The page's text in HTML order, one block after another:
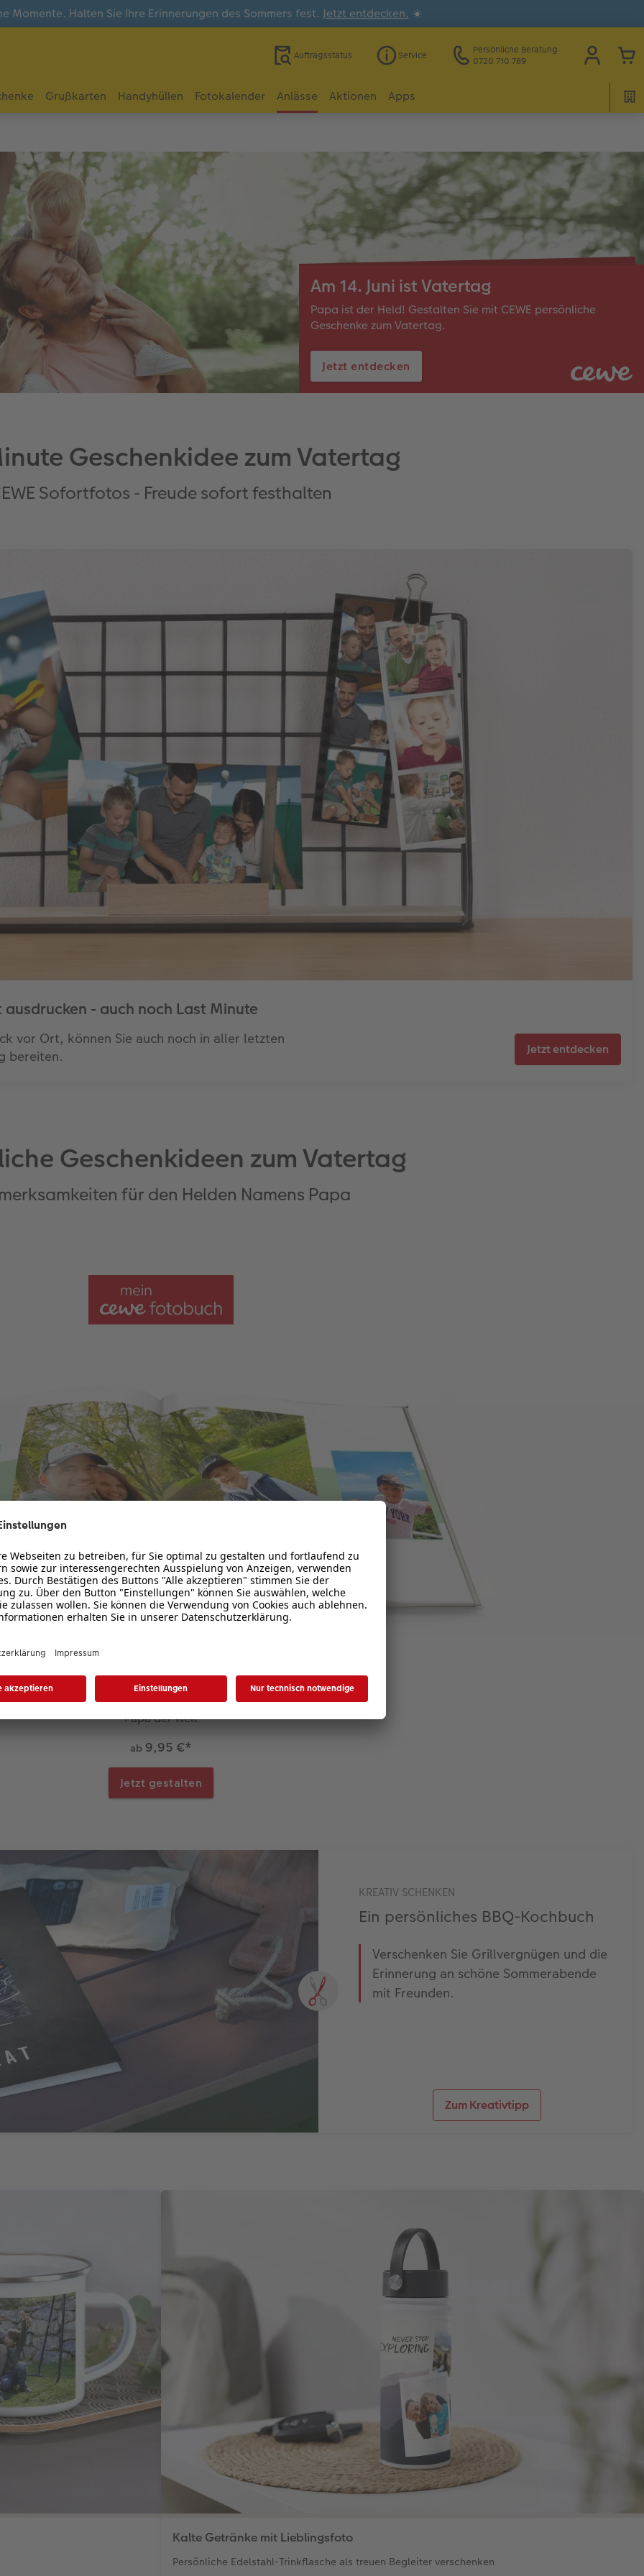
Momente. Halten Sie Ihre Erinnerungen des Sommers fest. Jetzt entdecken. ☀️
Auftragsstatus Service
Persönliche Beratung
0720 710 789
Grußkarten Handyhüllen Fotokalender Anlässe Aktionen Apps
Am 14. Juni ist Vatertag
Papa ist der Held! Gestalten Sie mit CEWE persönliche
Geschenke zum Vatertag.
Jetzt entdecken
Geschenkidee zum Vatertag
Sofortfotos - Freude sofort festhalten
- auch noch Last Minute
vor Ort, können Sie auch noch in aller letzten
bereiten.
Jetzt entdecken
Geschenkideen zum Vatertag
für den Helden Namens Papa
Freude in einem Geschenk
Sie ein persönliches CEWE FOTOBUCH für den besten
Papa der Welt
ab 9,95 €*
Jetzt gestalten
KREATIV SCHENKEN
Ein persönliches BBQ-Kochbuch
Verschenken Sie Grillvergnügen und die
Erinnerung an schöne Sommerabende
mit Freunden.
Zum Kreativtipp
Kalte Getränke mit Lieblingsfoto
Persönliche Edelstahl-Trinkflasche als treuen Begleiter verschenken